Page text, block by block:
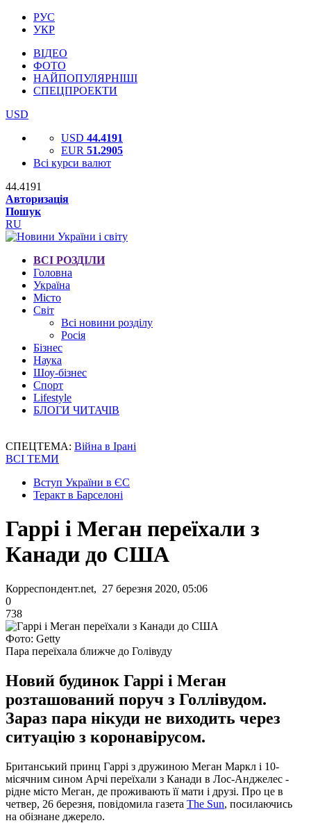
РУС
УКР
ВІДЕО
ФОТО
НАЙПОПУЛЯРНІШІ
СПЕЦПРОЕКТИ
USD
USD 44.4191
EUR 51.2905
Всі курси валют
44.4191
Авторизація
Пошук
RU
ВСІ РОЗДІЛИ
Головна
Україна
Місто
Світ
Всі новини розділу
Росія
Бізнес
Наука
Шоу-бізнес
Спорт
Lifestyle
БЛОГИ ЧИТАЧІВ
СПЕЦТЕМА: Війна в Ірані
ВСІ ТЕМИ
Вступ України в ЄС
Теракт в Барселоні
Гаррі і Меган переїхали з
Канади до США
Корреспондент.net, 27 березня 2020, 05:06
0
738
Фото: Getty
Пара переїхала ближче до Голівуду
Новий будинок Гаррі і Меган
розташований поруч з Голлівудом.
Зараз пара нікуди не виходить через
ситуацію з коронавірусом.
Британський принц Гаррі з дружиною Меган Маркл і 10-
місячним сином Арчі переїхали з Канади в Лос-Анджелес -
рідне місто Меган, де проживають її мати і друзі. Про це в
четвер, 26 березня, повідомила газета The Sun, посилаючись
на обізнане джерело.